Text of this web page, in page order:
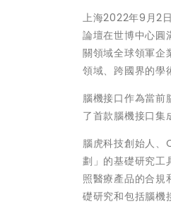
上海2022年9月2日
論壇在世博中心圓
關領域全球領軍企
領域、跨國界的學
腦機接口作為當前
了首款腦機接口集
腦虎科技創始人、
劃 」 的基礎研究工
照醫療產品的合規
礎研究和包括腦機